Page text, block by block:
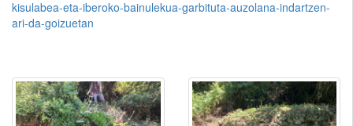
kisulabea-eta-iberoko-bainulekua-garbituta-auzolana-indartzen-
ari-da-goizuetan